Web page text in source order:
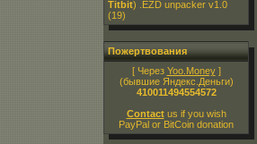
Titbit) .EZD unpacker v1.0
(19)
Пожертвования
[ Через Yoo.Money]
(бывшие Яндекс.Деньги)
410011494554572
Contactus if you wish
PayPal or BitCoin donation